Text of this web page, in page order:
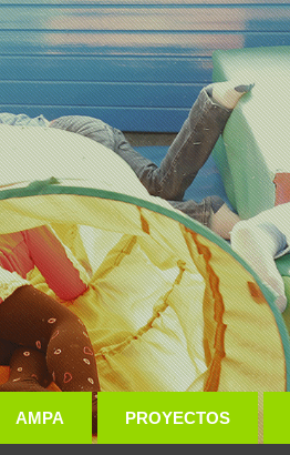
AMPA PROYECTOS